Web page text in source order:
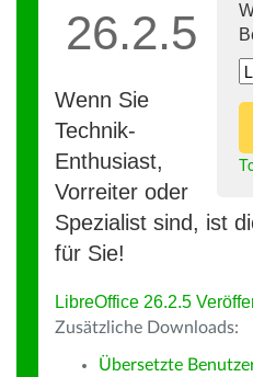
26.2.5
Wenn Sie
Technik-
Enthusiast,
Vorreiter oder
Spezialist sind, ist
für Sie!
LibreOffice 26.2.5
Zusätzliche Downloads:
Übersetzte